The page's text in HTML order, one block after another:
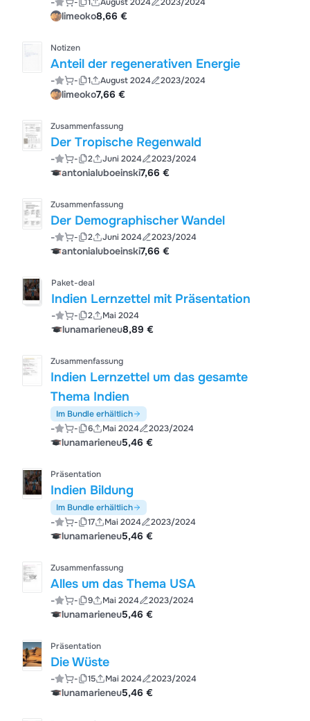
limeoko8,66 €
Notizen
Anteil der regenerativen Energie
- - 1 August 2024 2023/2024
limeoko7,66 €
Zusammenfassung
Der Tropische Regenwald
- - 2 Juni 2024 2023/2024
antonialuboeinski7,66 €
Zusammenfassung
Der Demographischer Wandel
- - 2 Juni 2024 2023/2024
antonialuboeinski7,66 €
Paket-deal
Indien Lernzettel mit Präsentation
- - 2 Mai 2024
lunamarieneu8,89 €
Zusammenfassung
Indien Lernzettel um das gesamte
Thema Indien
Im Bundle erhältlich
- - 6 Mai 2024 2023/2024
lunamarieneu5,46 €
Präsentation
Indien Bildung
Im Bundle erhältlich
- - 17 Mai 2024 2023/2024
lunamarieneu5,46 €
Zusammenfassung
Alles um das Thema USA
- - 9 Mai 2024 2023/2024
lunamarieneu5,46 €
Präsentation
Die Wüste
- - 15 Mai 2024 2023/2024
lunamarieneu5,46 €